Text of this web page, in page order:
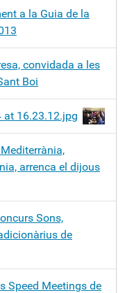
a la Guia de la
convidada a les
Boi
at 16.23.12.jpg
arrenca el dijous
Sons,
de
Speed Meetings de